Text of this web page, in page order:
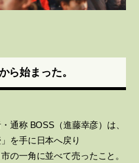
ら始まった。
通称 BOSS（進藤幸彦）は、
を手に日本へ戻り
の一角に並べて売ったこと。